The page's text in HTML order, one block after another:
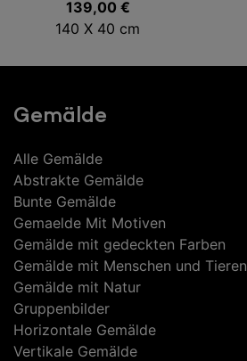
139,00 €
140 X 40 cm
Gemälde
Alle Gemälde
Abstrakte Gemälde
Bunte Gemälde
Gemaelde Mit Motiven
Gemälde mit gedeckten Farben
Gemälde mit Menschen und Tieren
Gemälde mit Natur
Gruppenbilder
Horizontale Gemälde
Vertikale Gemälde